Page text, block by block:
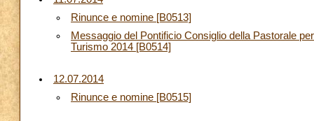
Rinunce e nomine [B0513]
Messaggio del Pontificio Consiglio della Pastorale
Turismo 2014 [B0514]
12.07.2014
Rinunce e nomine [B0515]